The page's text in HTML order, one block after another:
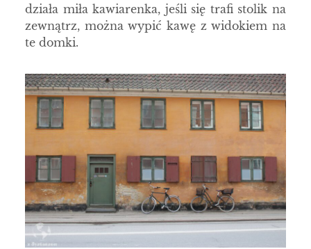
działa miła kawiarenka, jeśli się trafi stolik na
zewnątrz, można wypić kawę z widokiem na
te domki.